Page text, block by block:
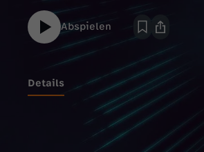
Abspielen
Details